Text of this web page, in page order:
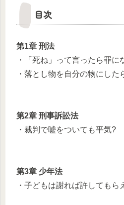
目次
第1章 刑法
・「死ね」って言ったら罪に
・落とし物を自分の物にした
第2章 刑事訴訟法
・裁判で嘘をついても平気?
第3章 少年法
・子どもは謝れば許してもら